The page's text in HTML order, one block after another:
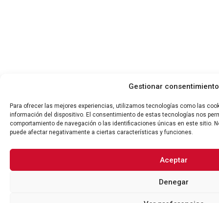
Gestionar consentimiento
Para ofrecer las mejores experiencias, utilizamos tecnologías como las
información del dispositivo. El consentimiento de estas tecnologías nos
comportamiento de navegación o las identificaciones únicas en este sitio.
puede afectar negativamente a ciertas características y funciones.
Aceptar
Denegar